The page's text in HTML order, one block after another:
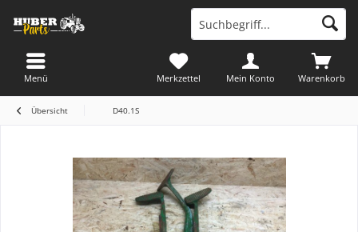
Warenkorb
Merkzettel Mein Konto
Menü
Übersicht D40.1S